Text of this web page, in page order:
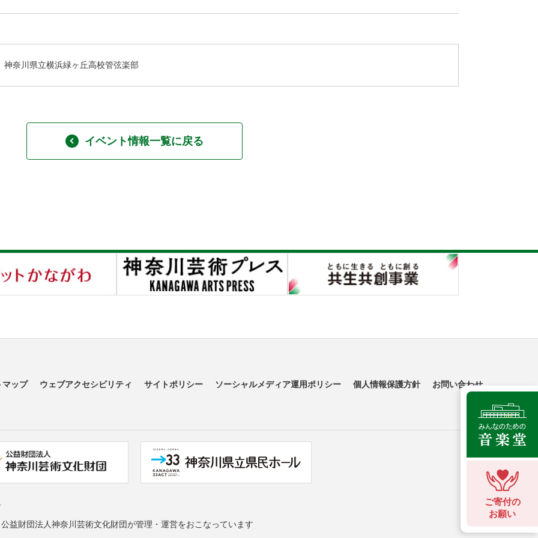
神奈川県立横浜緑ヶ丘高校管弦楽部
イベント情報一覧に戻る
ご寄付の
お願い
マップ ウェブアクセシビリティ サイトポリシー ソーシャルメディア運用ポリシー 個人情報保護方針 お問い合わせ
益財団法人神奈川芸術文化財団が管理・運営をおこなっています